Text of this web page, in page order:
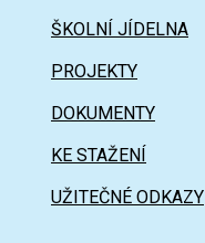
ŠKOLNÍ JÍDELNA
PROJEKTY
DOKUMENTY
KE STAŽENÍ
UŽITEČNÉ ODKAZY